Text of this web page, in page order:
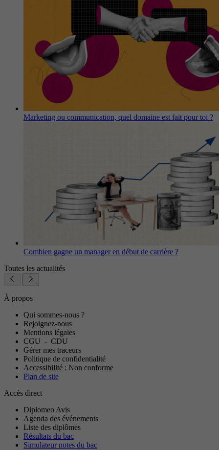
Marketing ou communication, quel domaine est fait pour toi ?
Combien gagne un manager en début de carrière ?
Toutes les actualités
À propos
Qui sommes-nous ?
Rejoignez-nous
Mentions légales
CGU - CDU
Gérer mes traceurs
Politique de confidentialité
Accessibilité : Non conforme
Plan de site
Accès direct
Diplomeo Avis
Agenda des événements
Liste des diplômes
Résultats du bac
Simulateur notes du bac